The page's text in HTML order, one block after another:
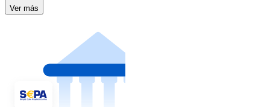
Ver más